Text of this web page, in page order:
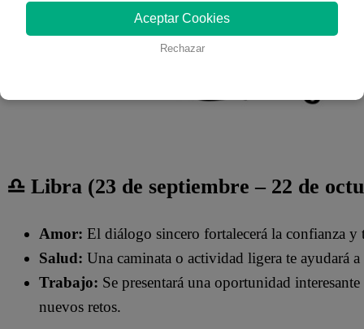
♎ Libra (23 de septiembre – 22 de
Amor: El diálogo sincero fortalecerá la confianza
Salud: Una caminata o actividad ligera te ayudará
Trabajo: Se presentará una oportunidad
nuevos retos.
Aceptar Cookies
Rechazar